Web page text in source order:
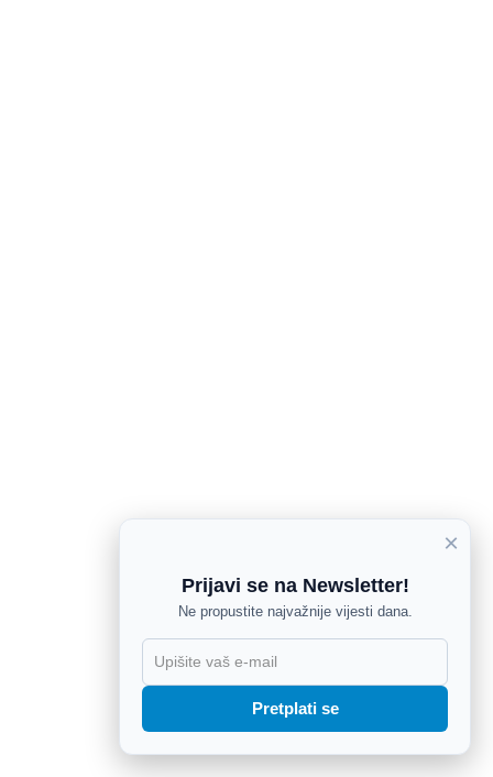
×
Prijavi se na Newsletter!
Ne propustite najvažnije vijesti dana.
Pretplati se